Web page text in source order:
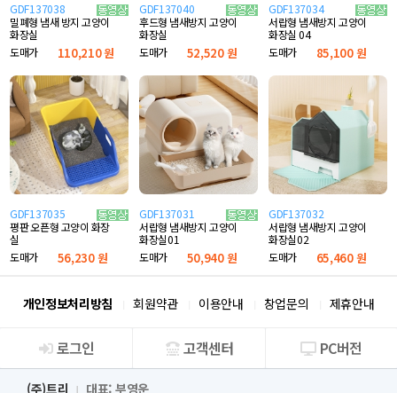
GDF137038
밀폐형 냄새 방지 고양이
화장실
도매가
110,210 원
GDF137040
후드형 냄새방지 고양이
화장실
도매가
52,520 원
GDF137034
서랍형 냄새방지 고양이
화장실 04
도매가
85,100 원
GDF137035
평판 오픈형 고양이 화장
실
도매가
56,230 원
GDF137031
서랍형 냄새방지 고양이
화장실01
도매가
50,940 원
GDF137032
서랍형 냄새방지 고양이
화장실02
도매가
65,460 원
개인정보처리방침 회원약관 이용안내 창업문의 제휴안내
회사소개
로그인 고객센터 PC버전
(주)트리 대표: 부영운